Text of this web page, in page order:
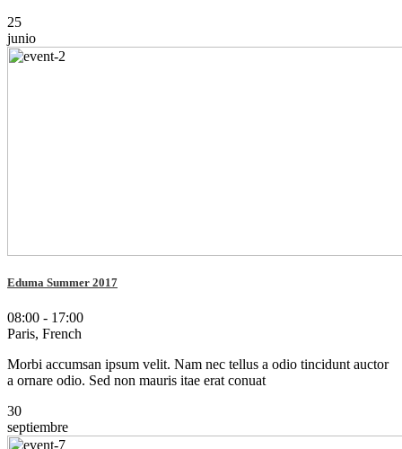
25
junio
Eduma Summer 2017
08:00 - 17:00
Paris, French
Morbi accumsan ipsum velit. Nam nec tellus a odio tincidunt auctor
a ornare odio. Sed non mauris itae erat conuat
30
septiembre